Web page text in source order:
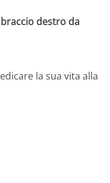
destro da
la sua vita alla